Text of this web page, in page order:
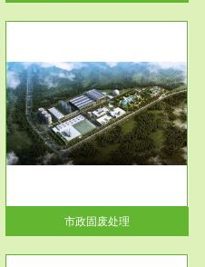
市政固废处理